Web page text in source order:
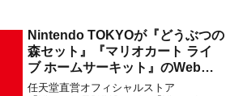
日に発売されたNintendo Switch用ソフト
『プリンセスピー...
Nintendo TOKYOが『どうぶつの
森セット』『マリオカート ライ
ブ ホームサーキット』のWeb抽
選予約販売を行うと発表！
任天堂直営オフィシャルストア